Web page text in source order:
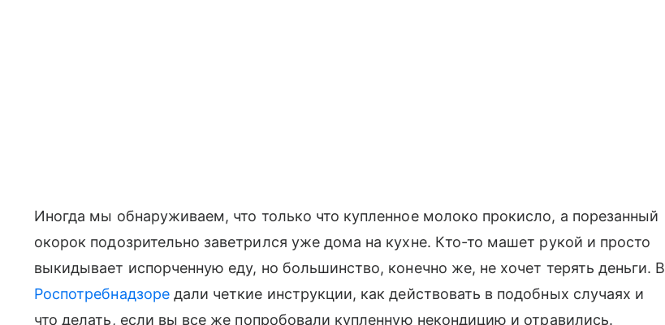
Иногда мы обнаруживаем, что только что купленное молоко прокисло, а порезанный
окорок подозрительно заветрился уже дома на кухне. Кто-то машет рукой и просто
выкидывает испорченную еду, но большинство, конечно же, не хочет терять деньги. В
Роспотребнадзоредали четкие инструкции, как действовать в подобных случаях и
что делать, если вы все же попробовали купленную некондицию и отравились.